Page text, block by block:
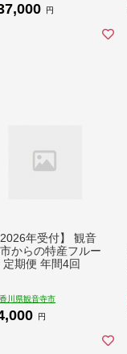
円
2026年受付】 観音
からの特産フルー
定期便 年間4回
香川県観音寺市
円